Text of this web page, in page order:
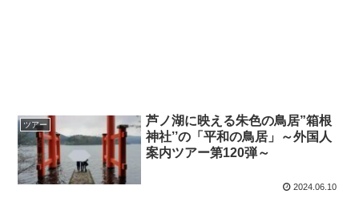
ツアー
芦ノ湖に映える朱色の鳥居”箱根
神社’’の「平和の鳥居」～外国人
案内ツアー第120弾～
2024.06.10